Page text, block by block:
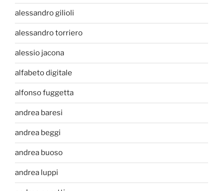
alessandro gilioli
alessandro torriero
alessio jacona
alfabeto digitale
alfonso fuggetta
andrea baresi
andrea beggi
andrea buoso
andrea luppi